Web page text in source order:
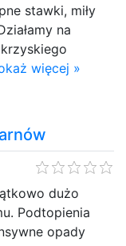
stawki, miły
na
więcej »
dużo
Podtopienia
opady